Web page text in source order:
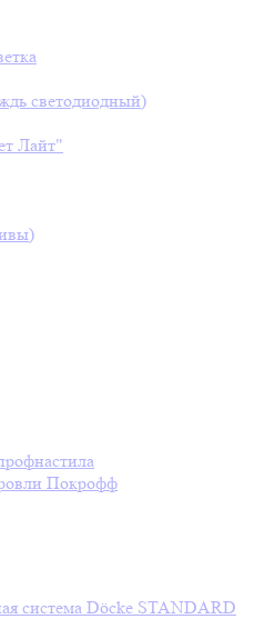
светодиодный)
Лайт"
Покрофф
система Döcke STANDARD